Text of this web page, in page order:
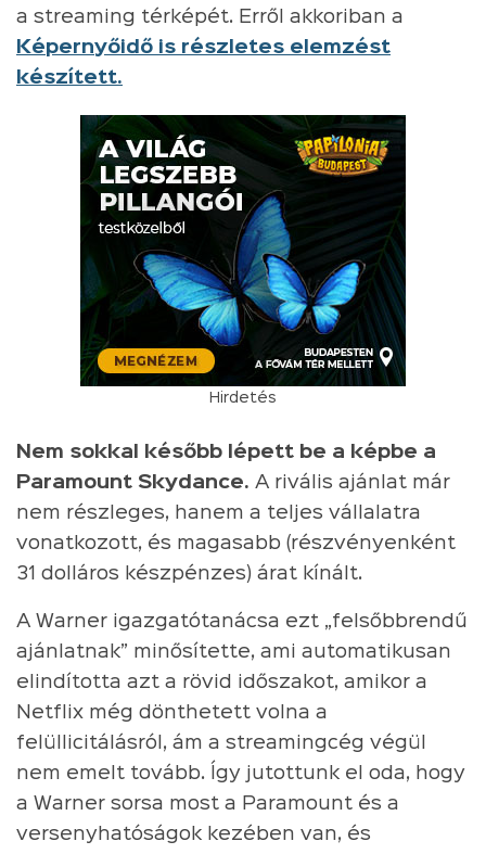
a streaming térképét. Erről akkoriban a
Képernyőidő is részletes elemzést
készített.
Hirdetés
Nem sokkal később lépett be a képbe a
Paramount Skydance. A rivális ajánlat már
nem részleges, hanem a teljes vállalatra
vonatkozott, és magasabb (részvényenként
31 dolláros készpénzes) árat kínált.
A Warner igazgatótanácsa ezt „felsőbbrendű
ajánlatnak” minősítette, ami automatikusan
elindította azt a rövid időszakot, amikor a
Netflix még dönthetett volna a
felüllicitálásról, ám a streamingcég végül
nem emelt tovább. Így jutottunk el oda, hogy
a Warner sorsa most a Paramount és a
versenyhatóságok kezében van, és